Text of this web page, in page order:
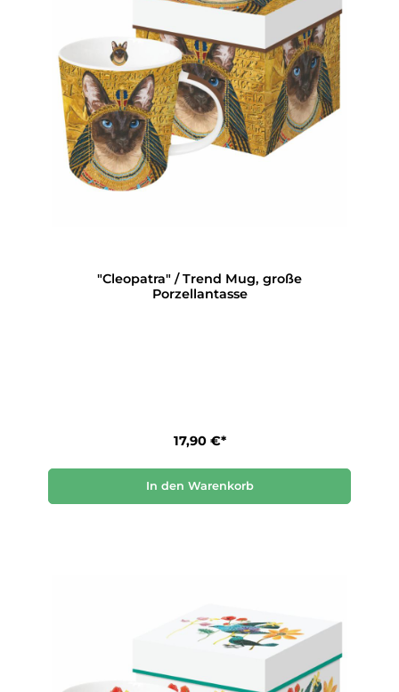
"Cleopatra" / Trend Mug, große
Porzellantasse
17,90 €*
In den Warenkorb